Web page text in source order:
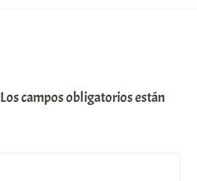
Los campos obligatorios están